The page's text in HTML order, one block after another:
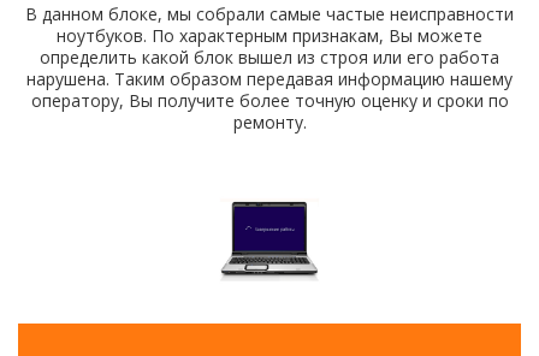
В данном блоке, мы собрали самые частые неисправности
ноутбуков. По характерным признакам, Вы можете
определить какой блок вышел из строя или его работа
нарушена. Таким образом передавая информацию нашему
оператору, Вы получите более точную оценку и сроки по
ремонту.